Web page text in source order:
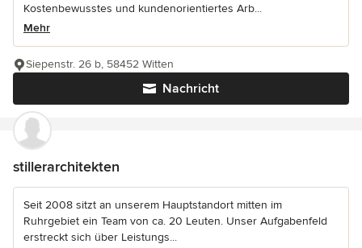
Kostenbewusstes und kundenorientiertes Arb...
Mehr
Nachricht
Siepenstr. 26 b, 58452 Witten
stillerarchitekten
Seit 2008 sitzt an unserem Hauptstandort mitten im
Ruhrgebiet ein Team von ca. 20 Leuten. Unser Aufgabenfeld
erstreckt sich über Leistungs...